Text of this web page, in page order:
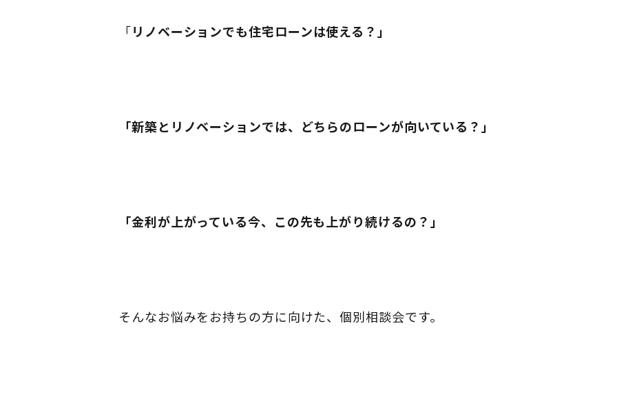
「リノベーションでも住宅ローンは使える？」
「新築とリノベーションでは、どちらのローンが向いている？」
「金利が上がっている今、この先も上がり続けるの？」
そんなお悩みをお持ちの方に向けた、個別相談会です。